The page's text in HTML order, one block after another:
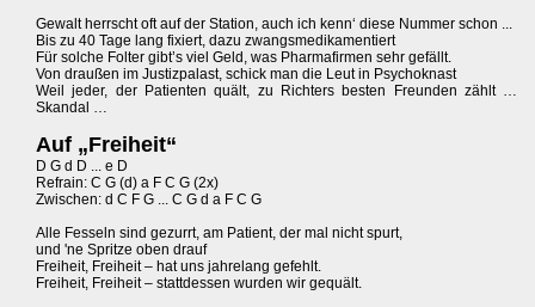
Gewalt herrscht oft auf der Station, auch ich kenn‘ diese Nummer schon ...
Bis zu 40 Tage lang fixiert, dazu zwangsmedikamentiert
Für solche Folter gibt’s viel Geld, was Pharmafirmen sehr gefällt.
Von draußen im Justizpalast, schick man die Leut in Psychoknast
Weil jeder, der Patienten quält, zu Richters besten Freunden zählt …
Skandal …
Auf „Freiheit“
D G d D ... e D
Refrain: C G (d) a F C G (2x)
Zwischen: d C F G ... C G d a F C G
Alle Fesseln sind gezurrt, am Patient, der mal nicht spurt,
und 'ne Spritze oben drauf
Freiheit, Freiheit – hat uns jahrelang gefehlt.
Freiheit, Freiheit – stattdessen wurden wir gequält.